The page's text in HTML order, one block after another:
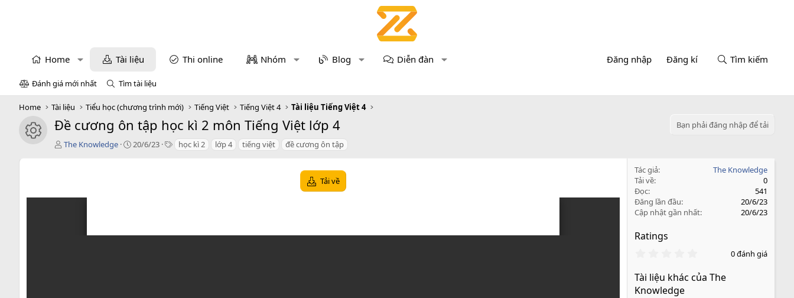
Home Tài liệu Thi online Nhóm Blog Diễn đàn Đăng nhập Đăng kí Tìm kiếm
Đánh giá mới nhất Tìm tài liệu
Home Tài liệu Tiểu học (chương trình mới) Tiếng Việt Tiếng Việt 4 Tài liệu Tiếng Việt 4
icon tài liệu
Đề cương ôn tập học kì 2 môn Tiếng Việt lớp 4
Bạn phải đăng nhập để tải
T
ả
The Knowledge
C
20/6/23
T học kì 2 lớp 4 tiếng việt đề cương ôn tập
Tải về
Tác giả
The Knowledge
Tải về
0
Đọc
541
Đăng lần đầu
20/6/23
Cập nhật gần nhất
20/6/23
Ratings
0
0
0 đánh giá
Tài liệu khác của The
Knowledge